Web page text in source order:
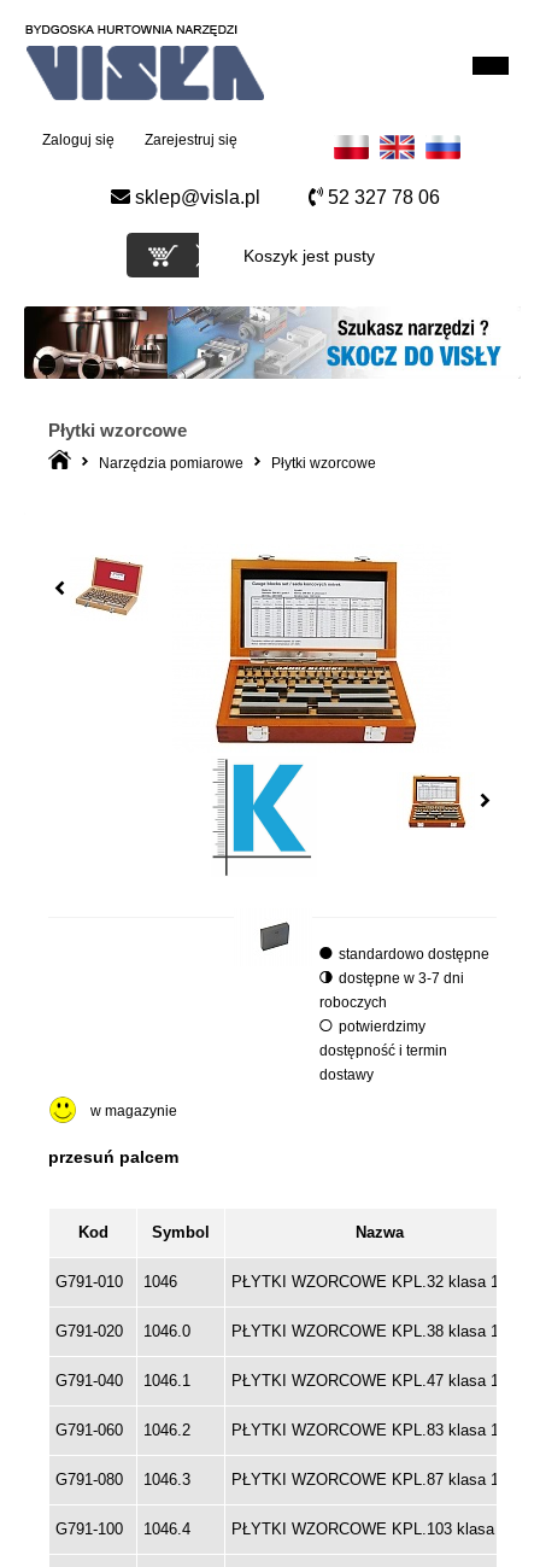
Zarejestruj się
Zaloguj się
sklep@visla.pl 52 327 78 06
Koszyk jest pusty
Płytki wzorcowe
Narzędzia pomiarowe Płytki wzorcowe
standardowo dostępne
dostępne w 3-7 dni
roboczych
potwierdzimy
dostępność i termin
dostawy
w magazynie
Kod Symbol Nazwa
G791-010 1046 PŁYTKI WZORCOWE KPL.32 klasa 1
G791-020 1046.0 PŁYTKI WZORCOWE KPL.38 klasa 1
G791-040 1046.1 PŁYTKI WZORCOWE KPL.47 klasa 1
G791-060 1046.2 PŁYTKI WZORCOWE KPL.83 klasa 1
G791-080 1046.3 PŁYTKI WZORCOWE KPL.87 klasa 1
G791-100 1046.4 PŁYTKI WZORCOWE KPL.103 klasa 1